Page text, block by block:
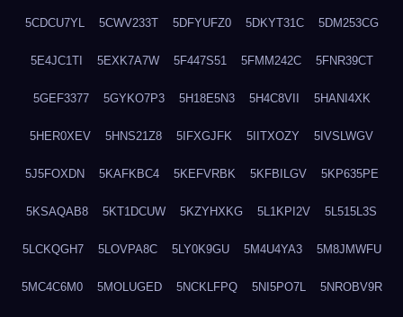
5CDCU7YL 5CWV233T 5DFYUFZ0 5DKYT31C 5DM253CG
5E4JC1TI 5EXK7A7W 5F447S51 5FMM242C 5FNR39CT
5GEF3377 5GYKO7P3 5H18E5N3 5H4C8VII 5HANI4XK
5HER0XEV 5HNS21Z8 5IFXGJFK 5IITXOZY 5IVSLWGV
5J5FOXDN 5KAFKBC4 5KEFVRBK 5KFBILGV 5KP635PE
5KSAQAB8 5KT1DCUW 5KZYHXKG 5L1KPI2V 5L515L3S
5LCKQGH7 5LOVPA8C 5LY0K9GU 5M4U4YA3 5M8JMWFU
5MC4C6M0 5MOLUGED 5NCKLFPQ 5NI5PO7L 5NROBV9R